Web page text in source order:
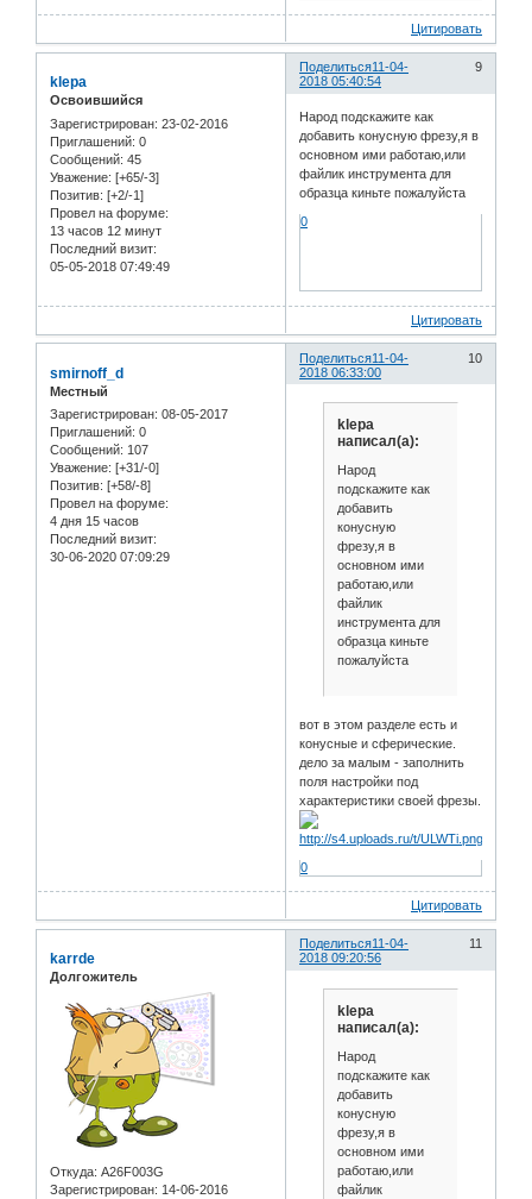
Цитировать
Поделиться 9
11-04-
2018 05:40:54
klepa
Освоившийся
Зарегистрирован: 23-02-2016
Приглашений: 0
Сообщений: 45
Уважение: [+65/-3]
Позитив: [+2/-1]
Провел на форуме:
13 часов 12 минут
Последний визит:
05-05-2018 07:49:49
Народ подскажите как
добавить конусную фрезу,я в
основном ими работаю,или
файлик инструмента для
образца киньте пожалуйста
0
Цитировать
Поделиться 10
11-04-
2018 06:33:00
smirnoff_d
Местный
Зарегистрирован: 08-05-2017
Приглашений: 0
Сообщений: 107
Уважение: [+31/-0]
Позитив: [+58/-8]
Провел на форуме:
4 дня 15 часов
Последний визит:
30-06-2020 07:09:29
klepa
написал(а):
Народ
подскажите как
добавить
конусную
фрезу,я в
основном ими
работаю,или
файлик
инструмента для
образца киньте
пожалуйста
вот в этом разделе есть и
конусные и сферические.
дело за малым - заполнить
поля настройки под
характеристики своей фрезы.
0
Цитировать
Поделиться 11
11-04-
2018 09:20:56
karrde
Долгожитель
Откуда: A26F003G
Зарегистрирован: 14-06-2016
klepa
написал(а):
Народ
подскажите как
добавить
конусную
фрезу,я в
основном ими
работаю,или
файлик